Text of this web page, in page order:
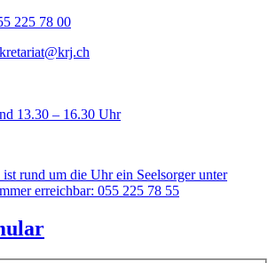
225 78 00
13.30 – 16.30 Uhr
ist rund um die Uhr ein Seelsorger unter
erreichbar: 055 225 78 55